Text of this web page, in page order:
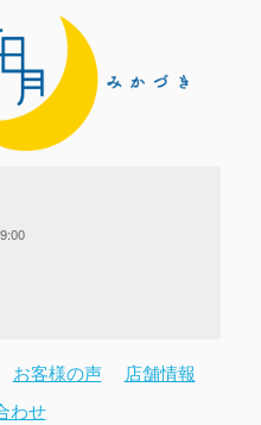
お客様の声
店舗情報
わせ